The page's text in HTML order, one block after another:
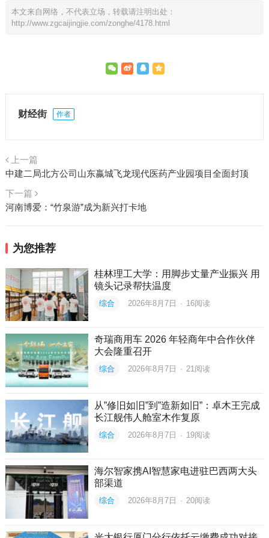
本文来自网络，不代表立场，转载请注明出处：
http://www.zgcaijingjie.com/zonghe/4178.html
财经街 作者
上一篇
中建二局北方公司山东嬴城飞龙现代医药产业园项目全面封顶
下一篇
河南博爱：“竹泉游”成为新兴打卡地
为您推荐
桂林理工大学：用脚步丈量产业振兴 用
镜头记录帮扶温度
综合 2026年8月7日 · 16阅读
奇瑞商用车 2026 年轻商年中合作伙伴
大会隆重召开
综合 2026年8月7日 · 21阅读
从”修旧如旧”到”造新如旧”：卓木王完成
长江舰伟人舱室木作复原
综合 2026年8月7日 · 19阅读
海尔智家携AI智慧家电进驻巴西两大头
部渠道
综合 2026年8月7日 · 20阅读